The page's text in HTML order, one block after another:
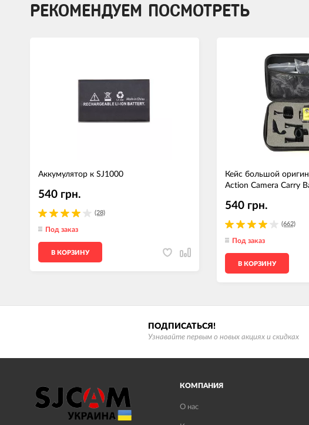
РЕКОМЕНДУЕМ ПОСМОТРЕТЬ
Аккумулятор к SJ1000
(28)
540 грн.
Под заказ
В КОРЗИНУ
Кейс большой
Action Camera Carry
(662)
540 грн.
Под заказ
В КОРЗИНУ
ПОДПИСАТЬСЯ!
Узнавайте первым о новых акциях и скидках
КОМПАНИЯ
О нас